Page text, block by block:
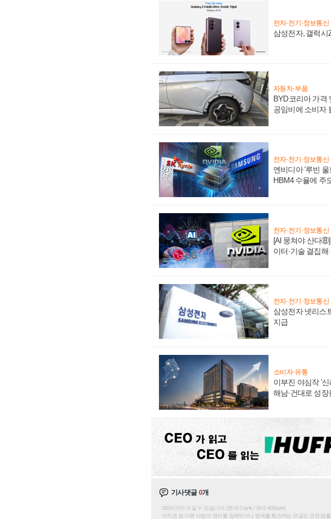
전자·전기·정보통신
삼성전자, 갤럭시
자동차·부품
BYD코리아 가격
공임비에 소비자
전자·전기·정보통신
엔비디아 '루빈
HBM4 수율에 주
전자·전기·정보통신
[AI 뭉쳐야 산다⑧]
이터·기술 결집
전자·전기·정보통신
삼성전자 넷리스
지급
소비자·유통
이부진 야심작 '
해남·건대로 성
기사댓글0개
200자까지 쓰실 수 있습니다. (현재 0 byte / 최대 400byte)
저작권 등 다른 사람의 권리를 침해하거나 명예를 훼손하는 댓글은 관련 법